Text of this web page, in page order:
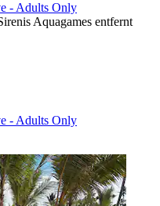
- Adults Only
Aquagames entfernt
- Adults Only